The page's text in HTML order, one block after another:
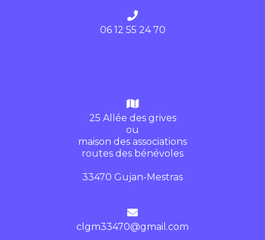
06 12 55 24 70
25 Allée des grives
ou
maison des associations
routes des bénévoles
33470 Gujan-Mestras
clgm33470@gmail.com